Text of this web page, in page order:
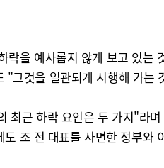
락을 예사롭지 않게 보고 있
그것을 일관되게 시행해 가는
최근 하락 요인은 두 가지"라
조 전 대표를 사면한 정부